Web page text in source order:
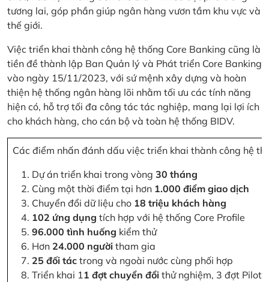
tương lai, góp phần giúp ngân hàng vươn tầm khu vực và
thế giới.
Việc triển khai thành công hệ thống Core Banking cũng là
tiền đề thành lập Ban Quản lý và Phát triển Core Banking
vào ngày 15/11/2023, với sứ mệnh xây dựng và hoàn
thiện hệ thống ngân hàng lõi nhằm tối ưu các tính năng
hiện có, hỗ trợ tối đa công tác tác nghiệp, mang lại lợi ích
cho khách hàng, cho cán bộ và toàn hệ thống BIDV.
Các điểm nhấn đánh dấu việc triển khai thành công hệ
Dự án triển khai trong vòng 30 tháng
Cùng một thời điểm tại hơn 1.000 điểm giao dịch
Chuyển đổi dữ liệu cho 18 triệu khách hàng
102 ứng dụng tích hợp với hệ thống Core Profile
96.000 tình huống kiểm thử
Hơn 24.000 người tham gia
25 đối tác trong và ngoài nước cùng phối hợp
Triển khai 11 đợt chuyển đổi thử nghiệm, 3 đợt Pilot